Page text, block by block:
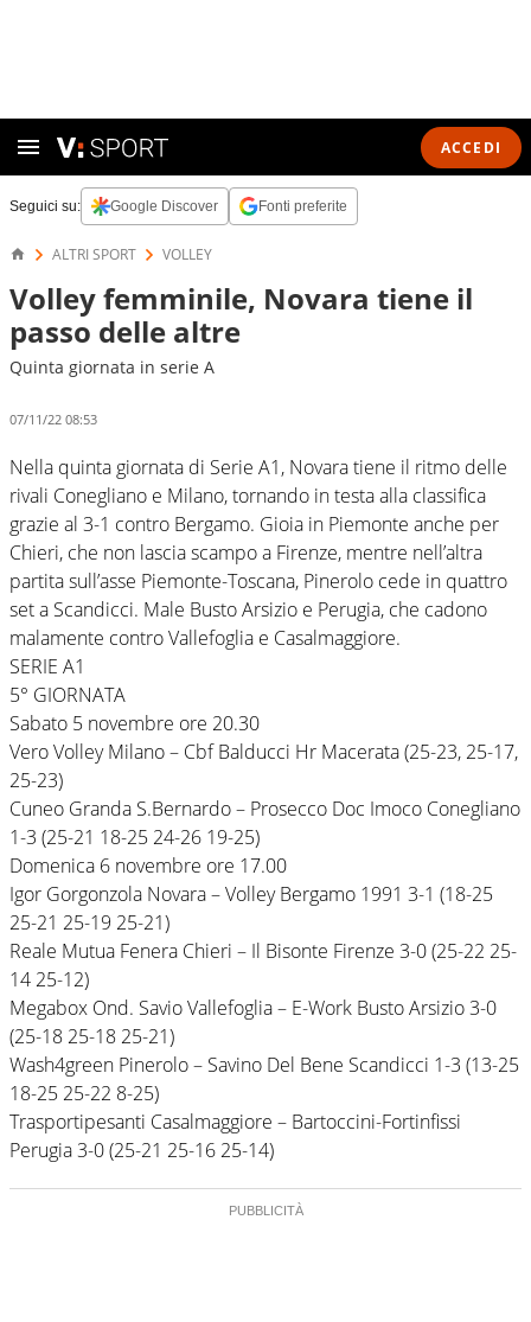
ACCEDI
Seguici su: Google Discover Fonti preferite
ALTRI SPORT VOLLEY
Volley femminile, Novara tiene il
passo delle altre
Quinta giornata in serie A
07/11/22 08:53
Nella quinta giornata di Serie A1, Novara tiene il ritmo delle
rivali Conegliano e Milano, tornando in testa alla classifica
grazie al 3-1 contro Bergamo. Gioia in Piemonte anche per
Chieri, che non lascia scampo a Firenze, mentre nell’altra
partita sull’asse Piemonte-Toscana, Pinerolo cede in quattro
set a Scandicci. Male Busto Arsizio e Perugia, che cadono
malamente contro Vallefoglia e Casalmaggiore.
SERIE A1
5° GIORNATA
Sabato 5 novembre ore 20.30
Vero Volley Milano – Cbf Balducci Hr Macerata (25-23, 25-17,
25-23)
Cuneo Granda S.Bernardo – Prosecco Doc Imoco Conegliano
1-3 (25-21 18-25 24-26 19-25)
Domenica 6 novembre ore 17.00
Igor Gorgonzola Novara – Volley Bergamo 1991 3-1 (18-25
25-21 25-19 25-21)
Reale Mutua Fenera Chieri – Il Bisonte Firenze 3-0 (25-22 25-
14 25-12)
Megabox Ond. Savio Vallefoglia – E-Work Busto Arsizio 3-0
(25-18 25-18 25-21)
Wash4green Pinerolo – Savino Del Bene Scandicci 1-3 (13-25
18-25 25-22 8-25)
Trasportipesanti Casalmaggiore – Bartoccini-Fortinfissi
Perugia 3-0 (25-21 25-16 25-14)